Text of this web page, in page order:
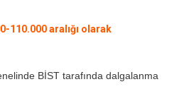
110.000 aralığı olarak
BİST tarafında dalgalanma